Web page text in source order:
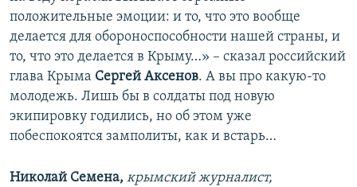
положительные эмоции: и то, что это вообще
делается для обороноспособности нашей страны, и
то, что это делается в Крыму…» – сказал российский
глава Крыма Сергей Аксенов. А вы про какую-то
молодежь. Лишь бы в солдаты под новую
экипировку годились, но об этом уже
побеспокоятся замполиты, как и встарь…
Николай Семена, крымский журналист,